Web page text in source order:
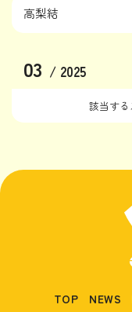
03 / 2025
該当する
TOP NEWS